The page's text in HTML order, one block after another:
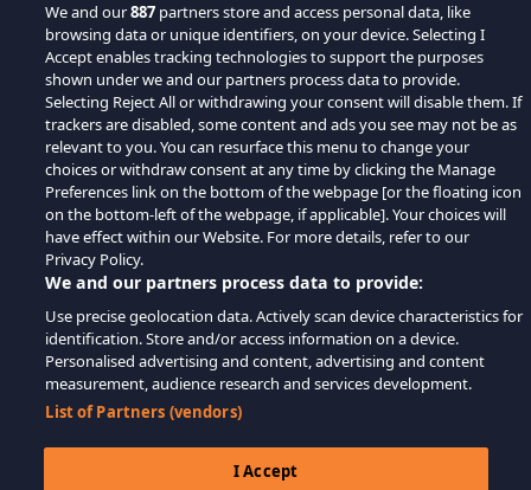
We and our887 partners store and access personal data, like
browsing data or unique identifiers, on your device. Selecting I
Accept enables tracking technologies to support the purposes
shown under we and our partners process data to provide.
Selecting Reject All or withdrawing your consent will disable them. If
trackers are disabled, some content and ads you see may not be as
relevant to you. You can resurface this menu to change your
choices or withdraw consent at any time by clicking the Manage
Preferences link on the bottom of the webpage [or the floating icon
on the bottom-left of the webpage, if applicable]. Your choices will
have effect within our Website. For more details, refer to our
Privacy Policy.
We and our partners process data to provide:
Use precise geolocation data. Actively scan device characteristics for
identification. Store and/or access information on a device.
Personalised advertising and content, advertising and content
measurement, audience research and services development.
List of Partners (vendors)
I Accept